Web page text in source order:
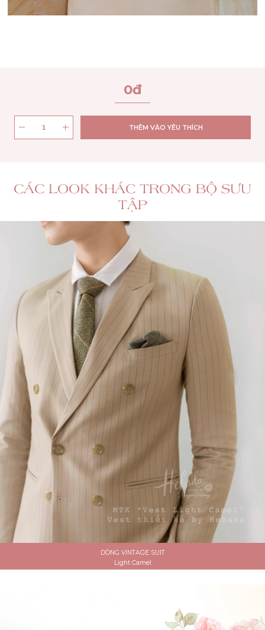
0đ
THÊM VÀO YÊU THÍCH
CÁC LOOK KHÁC TRONG BỘ SƯU
TẬP
DÒNG VINTAGE SUIT
Light Camel
ĐẶT LỊCH HẸN